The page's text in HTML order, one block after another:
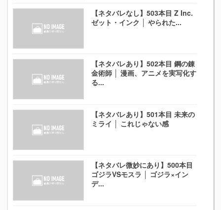
【ネタバレなし】503本目 Z Inc.
ゼット・インク │ やられた...
【ネタバレあり】502本目 鋼の錬
金術師 │ 漫画、アニメを実写化す
る...
【ネタバレあり】501本目 未来の
ミライ │ これじゃない感
【ネタバレ微妙にあり】500本目
ゴジラVSモスラ │ ゴジラ×イン
デ...